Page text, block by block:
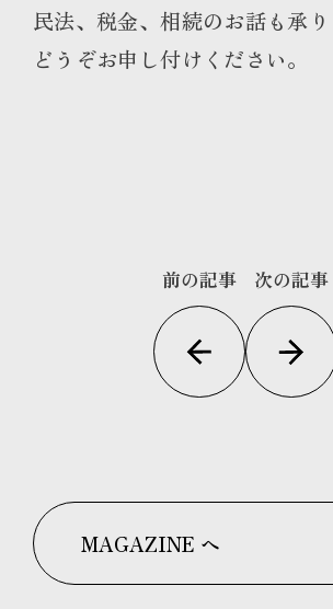
民法、税金、相続のお話も承り
どうぞお申し付けください。
前の記事 次の記事
MAGAZINE へ